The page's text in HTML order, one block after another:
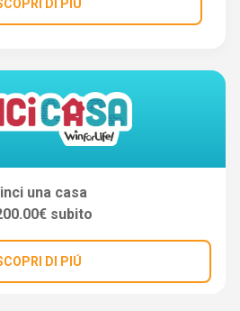
DI PIÚ
una casa
subito
DI PIÚ